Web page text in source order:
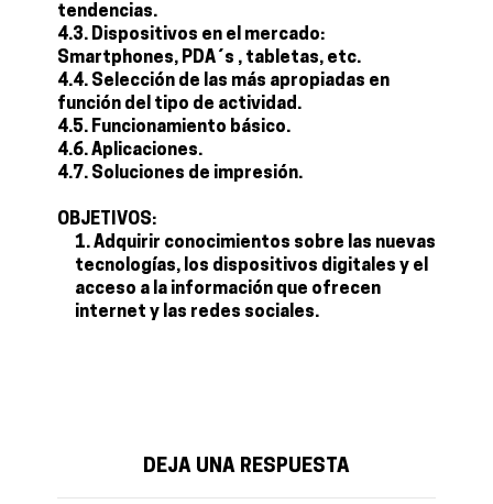
tendencias.
4.3. Dispositivos en el mercado:
Smartphones, PDA´s , tabletas, etc.
4.4. Selección de las más apropiadas en
función del tipo de actividad.
4.5. Funcionamiento básico.
4.6. Aplicaciones.
4.7. Soluciones de impresión.
OBJETIVOS:
Adquirir conocimientos sobre las nuevas
tecnologías, los dispositivos digitales y el
acceso a la información que ofrecen
internet y las redes sociales.
DEJA UNA RESPUESTA